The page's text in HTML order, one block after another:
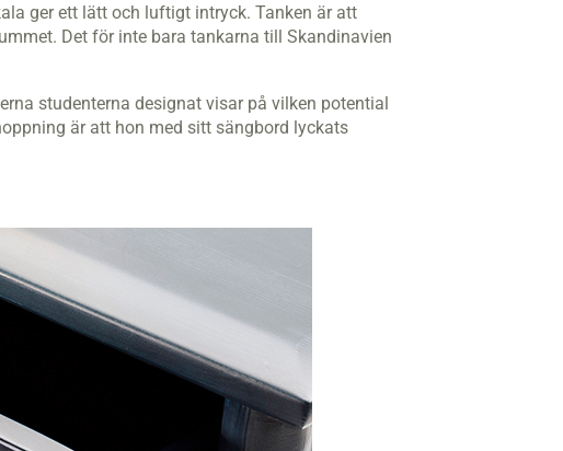
ger ett lätt och luftigt intryck. Tanken är att
Det för inte bara tankarna till Skandinavien
studenterna designat visar på vilken potential
är att hon med sitt sängbord lyckats